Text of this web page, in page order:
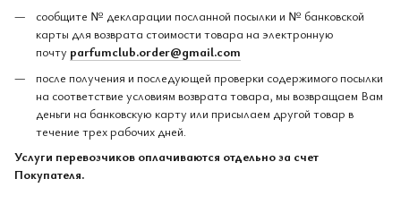
сообщите № декларации посланной посылки и № банковской
карты для возврата стоимости товара на электронную
почту parfumclub.order@gmail.com
после получения и последующей проверки содержимого посылки
на соответствие условиям возврата товара, мы возвращаем Вам
деньги на банковскую карту или присылаем другой товар в
течение трех рабочих дней.
Услуги перевозчиков оплачиваются отдельно за счет
Покупателя.